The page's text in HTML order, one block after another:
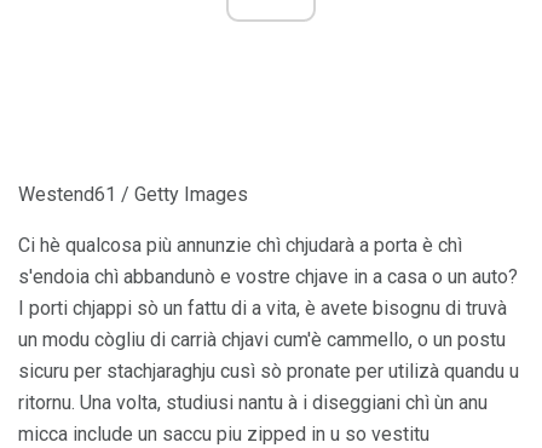
Westend61 / Getty Images
Ci hè qualcosa più annunzie chì chjudarà a porta è chì
s'endoia chì abbandunò e vostre chjave in a casa o un auto?
I porti chjappi sò un fattu di a vita, è avete bisognu di truvà
un modu cògliu di carrià chjavi cum'è cammello, o un postu
sicuru per stachjaraghju cusì sò pronate per utilizà quandu u
ritornu. Una volta, studiusi nantu à i diseggiani chì ùn anu
micca include un saccu piu zipped in u so vestitu